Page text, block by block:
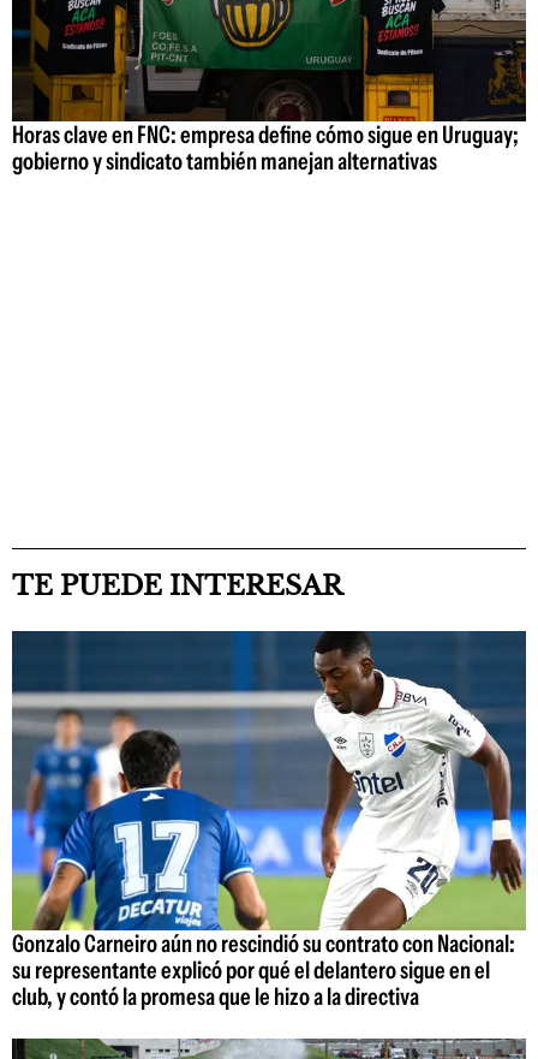
Horas clave en FNC: empresa define cómo sigue en Uruguay;
gobierno y sindicato también manejan alternativas
TE PUEDE INTERESAR
Gonzalo Carneiro aún no rescindió su contrato con Nacional:
su representante explicó por qué el delantero sigue en el
club, y contó la promesa que le hizo a la directiva